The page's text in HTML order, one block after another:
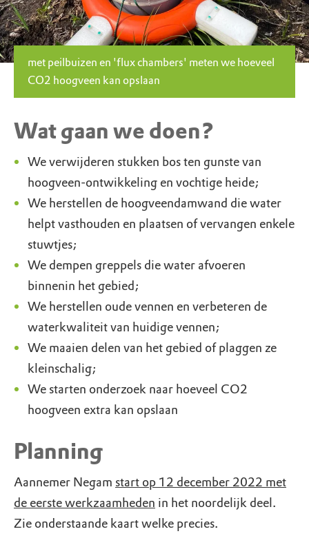
met peilbuizen en 'flux chambers' meten we hoeveel
CO2 hoogveen kan opslaan
Wat gaan we doen?
We verwijderen stukken bos ten gunste van
hoogveen-ontwikkeling en vochtige heide;
We herstellen de hoogveendamwand die water
helpt vasthouden en plaatsen of vervangen enkele
stuwtjes;
We dempen greppels die water afvoeren
binnenin het gebied;
We herstellen oude vennen en verbeteren de
waterkwaliteit van huidige vennen;
We maaien delen van het gebied of plaggen ze
kleinschalig;
We starten onderzoek naar hoeveel CO2
hoogveen extra kan opslaan
Planning
Aannemer Negam start op 12 december 2022 met
de eerste werkzaamheden in het noordelijk deel.
Zie onderstaande kaart welke precies.